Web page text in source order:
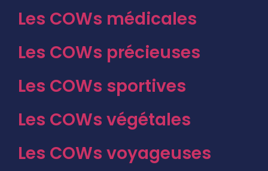
Les COWs médicales
Les COWs précieuses
Les COWs sportives
Les COWs végétales
Les COWs voyageuses